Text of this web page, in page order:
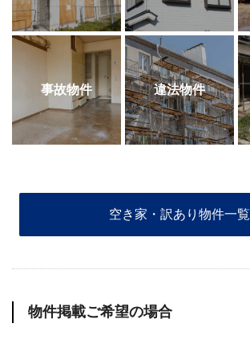
事故物件 違法物件
空き家・訳あり物件一覧
物件掲載ご希望の場合